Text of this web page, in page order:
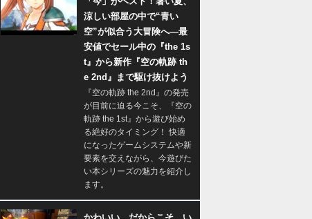
涼しい部屋の中で“青い
空”が似合う大冒険へ―最
安値でセール中の『the 1s
t』から新作『空の軌跡 th
e 2nd』まで駆け抜けよう
『空の軌跡 the 2nd』の発売
が目前に迫る今こそ、『空の
軌跡 the 1st』から遊び始め
る絶好のタイミング！ 快適
になったゲームシステムや新
要素を交えながら、今遊びた
い本シリーズの魅力を紹介し
ます。